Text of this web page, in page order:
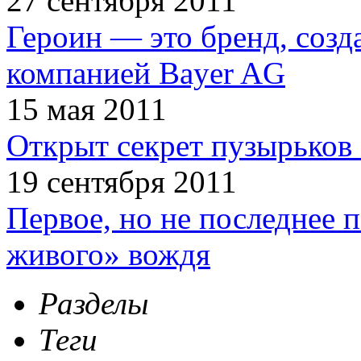
Героин — это бренд,
компанией Bayer AG
15 мая 2011
Открыт секрет пузырьков
19 сентября 2011
Первое, но не последнее
живого» вождя
Разделы
Теги